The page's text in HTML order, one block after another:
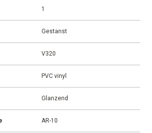
1
Gestanst
V320
PVC vinyl
Glanzend
AR-10